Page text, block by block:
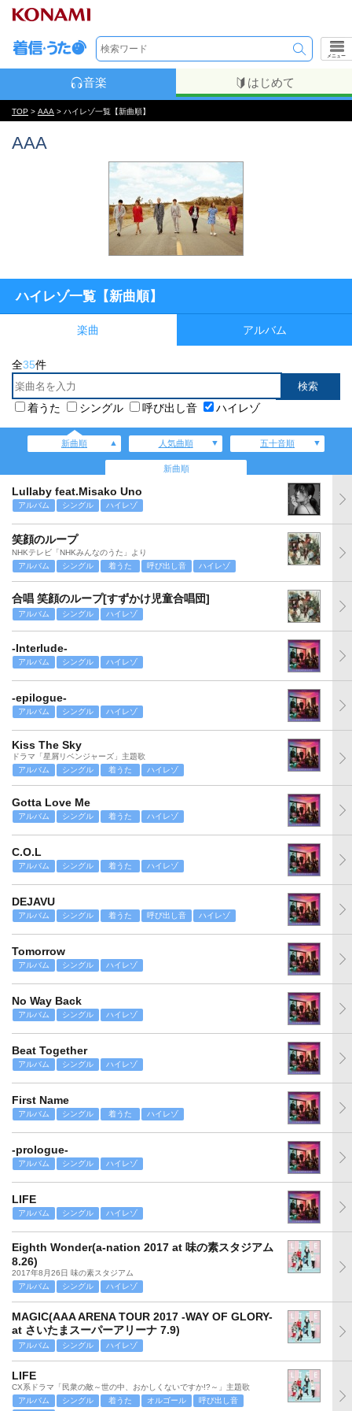
メニュー
音楽 はじめて
TOP > AAA > ハイレゾ一覧【新曲順】
AAA
ハイレゾ一覧【新曲順】
楽曲 アルバム
全35件
着うた シングル 呼び出し音 ハイレゾ
新曲順 人気曲順 五十音順
新曲順
Lullaby feat.Misako Uno
アルバム シングル ハイレゾ
笑顔のループ
NHKテレビ「NHKみんなのうた」より
アルバム
シングル 着うた 呼び出し音 ハイレゾ
合唱 笑顔のループ[すずかけ児童合唱団]
アルバム シングル ハイレゾ
-Interlude-
アルバム シングル ハイレゾ
-epilogue-
アルバム シングル ハイレゾ
Kiss The Sky
ドラマ「星屑リベンジャーズ」主題歌
アルバム
シングル 着うた ハイレゾ
Gotta Love Me
アルバム シングル 着うた ハイレゾ
C.O.L
アルバム シングル 着うた ハイレゾ
DEJAVU
アルバム シングル 着うた 呼び出し音 ハイレゾ
Tomorrow
アルバム シングル ハイレゾ
No Way Back
アルバム シングル ハイレゾ
Beat Together
アルバム シングル ハイレゾ
First Name
アルバム シングル 着うた ハイレゾ
-prologue-
アルバム シングル ハイレゾ
LIFE
アルバム シングル ハイレゾ
Eighth Wonder(a-nation 2017 at 味の素スタジアム
8.26)
2017年8月26日 味の素スタジアム
アルバム
シングル ハイレゾ
MAGIC(AAA ARENA TOUR 2017 -WAY OF GLORY-
at さいたまスーパーアリーナ 7.9)
アルバム シングル ハイレゾ
LIFE
CX系ドラマ「民衆の敵～世の中、おかしくないですか!?～」主題歌
アルバム
シングル 着うた オルゴール 呼び出し音